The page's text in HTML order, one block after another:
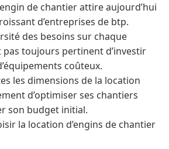
de chantier attire aujourd’hui
d’entreprises de btp.
des besoins sur chaque
pas toujours pertinent d’investir
coûteux.
les dimensions de la location
d’optimiser ses chantiers
son budget initial.
la location d’engins de chantier